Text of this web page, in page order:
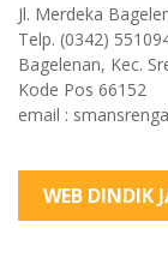
Jl. Merdeka
Telp. (0342)
Bagelenan, Kec.
Kode Pos 66152
email :
WEB DINDIK